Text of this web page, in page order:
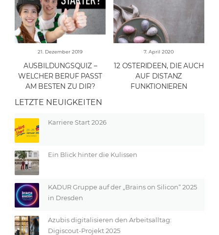
21. Dezember 2019
AUSBILDUNGSQUIZ –
WELCHER BERUF PASST
AM BESTEN ZU DIR?
7. April 2020
12 OSTERIDEEN, DIE AUCH
AUF DISTANZ
FUNKTIONIEREN
LETZTE NEUIGKEITEN
Karriere Start 2026
Ein Blick hinter die Kulissen
KADUR Gruppe auf der „Brains on Silicon“ 2025
in Dresden
Azubis digitalisieren den Arbeitsalltag:
Digiscout-Projekt 2025